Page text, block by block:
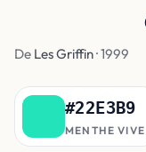
De Les Griffin· 1999
#22E3B9
MENTHE VIVE